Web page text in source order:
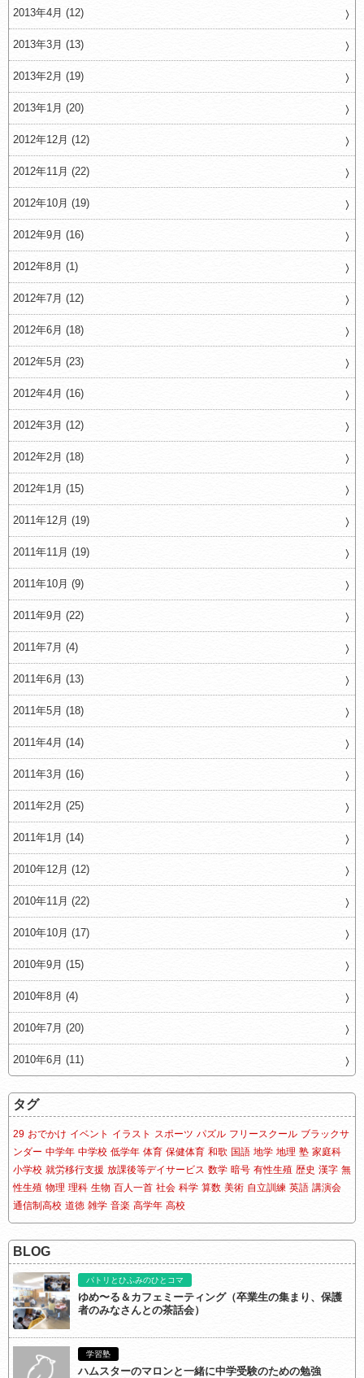
2013年4月 (12)
2013年3月 (13)
2013年2月 (19)
2013年1月 (20)
2012年12月 (12)
2012年11月 (22)
2012年10月 (19)
2012年9月 (16)
2012年8月 (1)
2012年7月 (12)
2012年6月 (18)
2012年5月 (23)
2012年4月 (16)
2012年3月 (12)
2012年2月 (18)
2012年1月 (15)
2011年12月 (19)
2011年11月 (19)
2011年10月 (9)
2011年9月 (22)
2011年7月 (4)
2011年6月 (13)
2011年5月 (18)
2011年4月 (14)
2011年3月 (16)
2011年2月 (25)
2011年1月 (14)
2010年12月 (12)
2010年11月 (22)
2010年10月 (17)
2010年9月 (15)
2010年8月 (4)
2010年7月 (20)
2010年6月 (11)
タグ
29 おでかけ イベント イラスト スポーツ パズル フリースクール ブラックサ
ンダー 中学年 中学校 低学年 体育 保健体育 和歌 国語 地学 地理 塾 家庭科
小学校 就労移行支援 放課後等デイサービス 数学 暗号 有性生殖 歴史 漢字 無
性生殖 物理 理科 生物 百人一首 社会 科学 算数 美術 自立訓練 英語 講演会
通信制高校 道徳 雑学 音楽 高学年 高校
BLOG
パトリとひふみのひとコマ
ゆめ〜る＆カフェミーティング（卒業生の集まり、保護
者のみなさんとの茶話会）
学習塾
ハムスターのマロンと一緒に中学受験のための勉強